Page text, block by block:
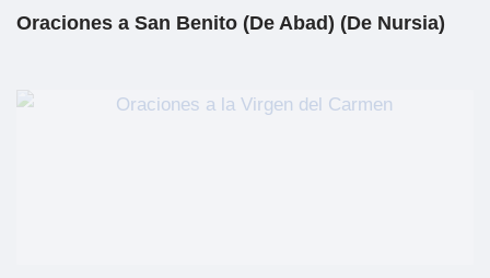
Oraciones a San Benito (De Abad) (De Nursia)